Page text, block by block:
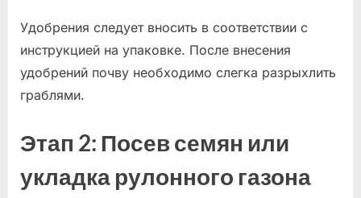
Удобрения следует вносить в соответствии с
инструкцией на упаковке. После внесения
удобрений почву необходимо слегка разрыхлить
граблями.
Этап 2: Посев семян или
укладка рулонного газона